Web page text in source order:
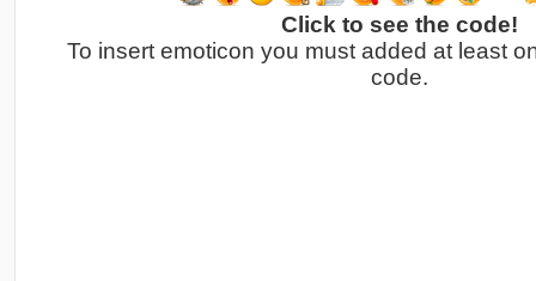
Click to see the code!
To insert emoticon you must added at least
code.